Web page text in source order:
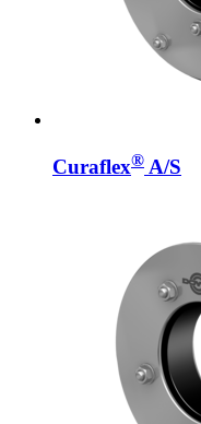
Curaflex® A/S